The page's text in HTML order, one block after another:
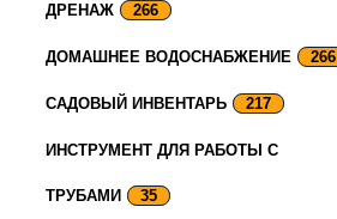
ДРЕНАЖ 266
ДОМАШНЕЕ ВОДОСНАБЖЕНИЕ 266
САДОВЫЙ ИНВЕНТАРЬ 217
ИНСТРУМЕНТ ДЛЯ РАБОТЫ С
ТРУБАМИ 35